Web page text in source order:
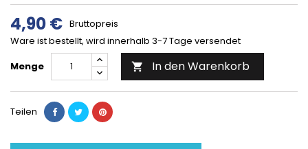
4,90 € Bruttopreis
Ware ist bestellt, wird innerhalb 3-7 Tage versendet
Menge
 In den Warenkorb
Teilen